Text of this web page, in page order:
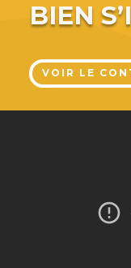
BIEN
VOIR LE